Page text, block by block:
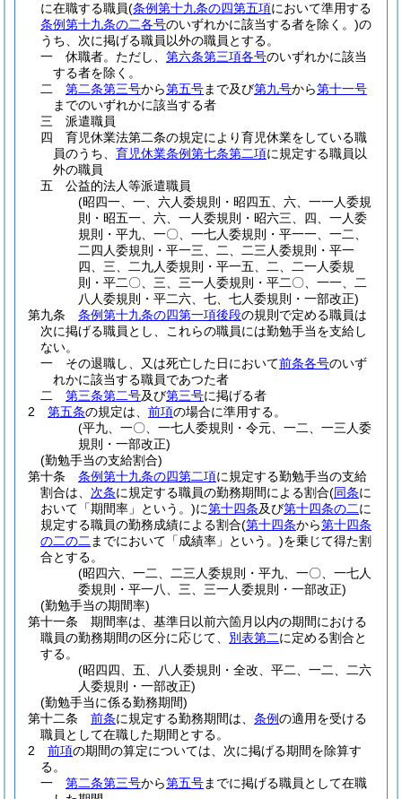
に在職する職員(条例第十九条の四第五項において準用する
条例第十九条の二各号のいずれかに該当する者を除く。)の
うち、次に掲げる職員以外の職員とする。
一
休職者。 ただし、 第六条第三項各号のいずれかに該当
する者を除く。
二
第二条第三号から第五号まで及び第九号から第十一号
までのいずれかに該当する者
三
派遣職員
四
育児休業法第二条の規定により育児休業をしている職
員のうち、 育児休業条例第七条第二項に規定する職員以
外の職員
五
公益的法人等派遣職員
(昭四一、一、六人委規則・昭四五、六、一一人委規
則・昭五一、六、一人委規則・昭六三、四、一人委
規則・平九、一〇、一七人委規則・平一一、一二、
二四人委規則・平一三、二、二三人委規則・平一
四、三、二九人委規則・平一五、二、二一人委規
則・平二〇、三、三一人委規則・平二〇、一一、二
八人委規則・平二六、七、七人委規則・一部改正)
第九条
条例第十九条の四第一項後段の規則で定める職員は
次に掲げる職員とし、これらの職員には勤勉手当を支給し
ない。
一
その退職し、又は死亡した日において前条各号のいず
れかに該当する職員であつた者
二
第三条第二号及び第三号に掲げる者
2
第五条の規定は、 前項の場合に準用する。
(平九、一〇、一七人委規則・令元、一二、一三人委
規則・一部改正)
(勤勉手当の支給割合)
第十条
条例第十九条の四第二項に規定する勤勉手当の支給
割合は、 次条に規定する職員の勤務期間による割合(同条に
おいて「期間率」という。)に第十四条及び第十四条の二に
規定する職員の勤務成績による割合(第十四条から第十四条
の二の二 までにおいて「成績率」という。)を乗じて得た割
合とする。
(昭四六、一二、二三人委規則・平九、一〇、一七人
委規則・平一八、三、三一人委規則・一部改正)
(勤勉手当の期間率)
第十一条
期間率は、基準日以前六箇月以内の期間における
職員の勤務期間の区分に応じて、 別表第二に定める割合と
する。
(昭四四、五、八人委規則・全改、平二、一二、二六
人委規則・一部改正)
(勤勉手当に係る勤務期間)
第十二条
前条に規定する勤務期間は、 条例の適用を受ける
職員として在職した期間とする。
2
前項の期間の算定については、次に掲げる期間を除算す
る。
一
第二条第三号から第五号までに掲げる職員として在職